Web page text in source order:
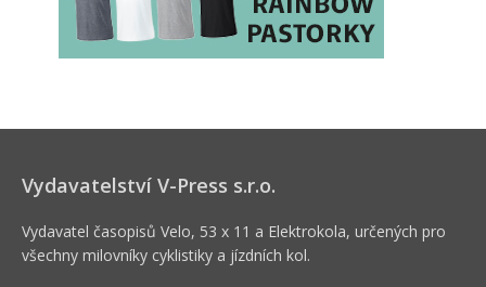
Vydavatelství V-Press s.r.o.
Vydavatel časopisů Velo, 53 x 11 a Elektrokola, určených pro
všechny milovníky cyklistiky a jízdních kol.